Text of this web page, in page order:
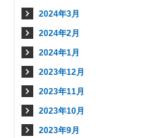
2024年3月
2024年2月
2024年1月
2023年12月
2023年11月
2023年10月
2023年9月